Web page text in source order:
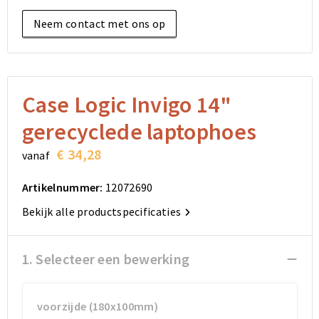
Elektronica, Gadgets en USB
Sleutelhangers en Lanyards
Anti-stress
Lampen en Gereedschap
Aanstekers
Snoepgoed
Sinterklaas
Reistassensets
Goodiebags
Golftassen
Opvouwbare tassen
Autotassen
Matrozentassen
Schoudertassen
Rugzakken
Bodywarmers
Kleding sets
Reistassensets
Goodiebags
Golftassen
Opvouwbare tassen
Autotassen
Matrozentassen
Schoudertassen
Rugzakken
Overhemden
Jassen
Broeken en Rokken
Schoenen
Neem contact met ons op
Case Logic Invigo 14"
gerecyclede laptophoes
vanaf € 34,28
Artikelnummer: 12072690
Bekijk alle productspecificaties
1. Selecteer een bewerking
voorzijde (180x100mm)